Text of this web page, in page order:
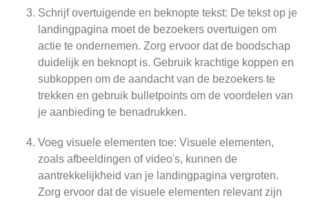
Schrijf overtuigende en beknopte tekst: De tekst op je
landingpagina moet de bezoekers overtuigen om
actie te ondernemen. Zorg ervoor dat de boodschap
duidelijk en beknopt is. Gebruik krachtige koppen en
subkoppen om de aandacht van de bezoekers te
trekken en gebruik bulletpoints om de voordelen van
je aanbieding te benadrukken.
Voeg visuele elementen toe: Visuele elementen,
zoals afbeeldingen of video's, kunnen de
aantrekkelijkheid van je landingpagina vergroten.
Zorg ervoor dat de visuele elementen relevant zijn